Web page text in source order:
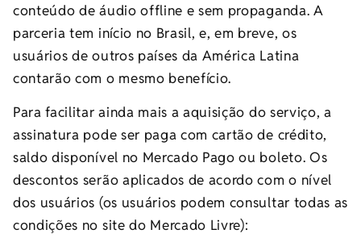
conteúdo de áudio offline e sem propaganda. A
parceria tem início no Brasil, e, em breve, os
usuários de outros países da América Latina
contarão com o mesmo benefício.
Para facilitar ainda mais a aquisição do serviço, a
assinatura pode ser paga com cartão de crédito,
saldo disponível no Mercado Pago ou boleto. Os
descontos serão aplicados de acordo com o nível
dos usuários (os usuários podem consultar todas as
condições no site do Mercado Livre):